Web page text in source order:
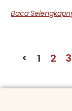
Baca
< 1 2 3